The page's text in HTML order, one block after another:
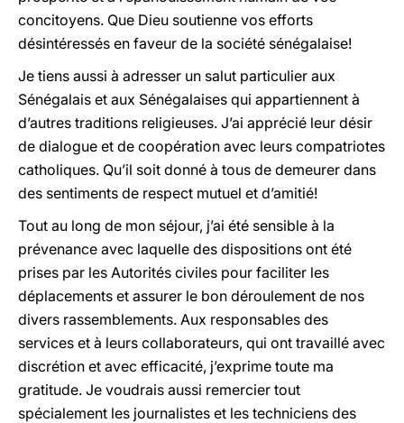
concitoyens. Que Dieu soutienne vos efforts
désintéressés en faveur de la société sénégalaise!
Je tiens aussi à adresser un salut particulier aux
Sénégalais et aux Sénégalaises qui appartiennent à
d’autres traditions religieuses. J’ai apprécié leur désir
de dialogue et de coopération avec leurs compatriotes
catholiques. Qu’il soit donné à tous de demeurer dans
des sentiments de respect mutuel et d’amitié!
Tout au long de mon séjour, j’ai été sensible à la
prévenance avec laquelle des dispositions ont été
prises par les Autorités civiles pour faciliter les
déplacements et assurer le bon déroulement de nos
divers rassemblements. Aux responsables des
services et à leurs collaborateurs, qui ont travaillé avec
discrétion et avec efficacité, j’exprime toute ma
gratitude. Je voudrais aussi remercier tout
spécialement les journalistes et les techniciens des